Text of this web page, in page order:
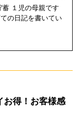
１児の母親です
の日記を書いてい
お得！お客様感